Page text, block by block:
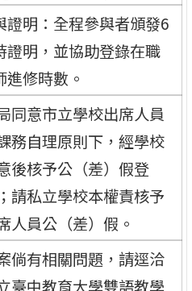
證明：全程參與者頒發6
證明，並協助登錄在職
進修時數。
同意市立學校出席人員
務自理原則下，經學校
後核予公（差）假登
請私立學校本權責核予
人員公（差）假。
倘有相關問題，請逕洽
臺中教育大學雙語教學